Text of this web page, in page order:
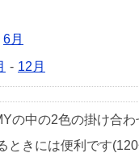
6月
- 12月
の中の2色の掛け合
ときには便利です